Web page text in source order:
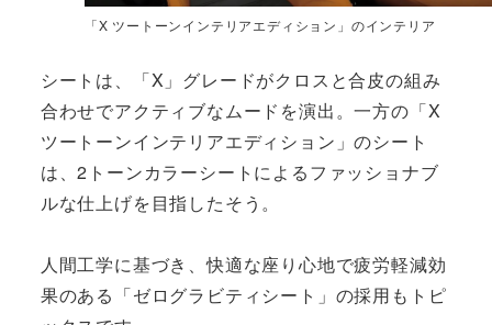
「X ツートーンインテリアエディション」のインテリア
シートは、「X」グレードがクロスと合皮の組み
合わせでアクティブなムードを演出。一方の「X
ツートーンインテリアエディション」のシート
は、2トーンカラーシートによるファッショナブ
ルな仕上げを目指したそう。
人間工学に基づき、快適な座り心地で疲労軽減効
果のある「ゼログラビティシート」の採用もトピ